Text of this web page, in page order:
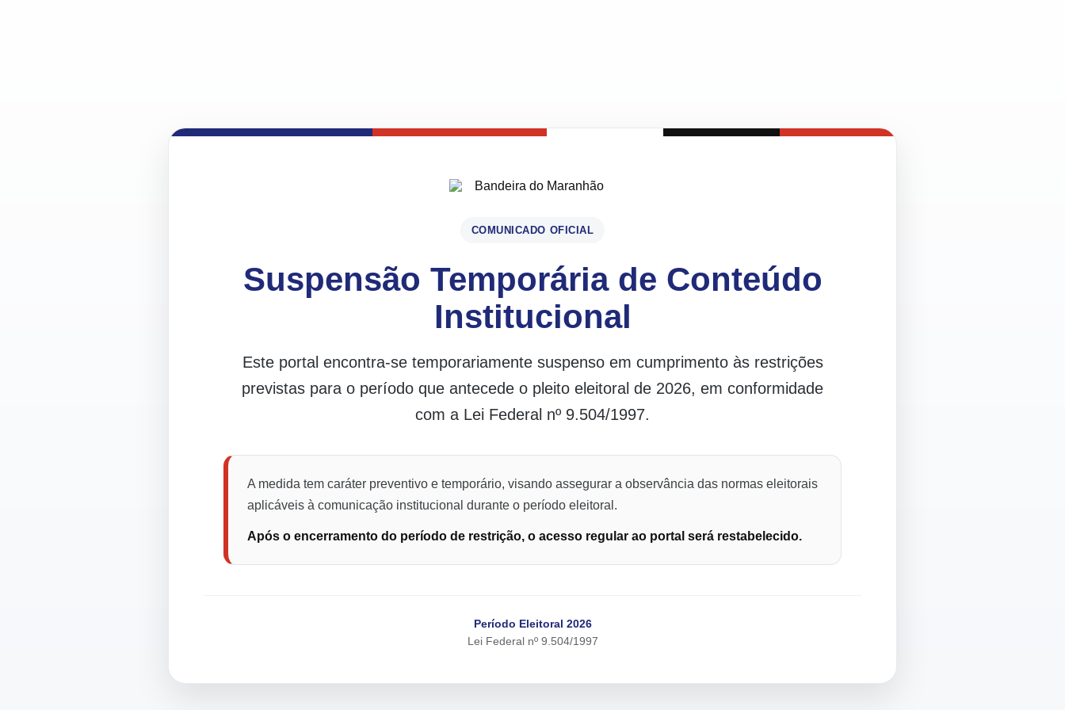
COMUNICADO OFICIAL
Suspensão Temporária de Conteúdo
Institucional
Este portal encontra-se temporariamente suspenso em cumprimento às restrições
previstas para o período que antecede o pleito eleitoral de 2026, em conformidade
com a Lei Federal nº 9.504/1997.
A medida tem caráter preventivo e temporário, visando assegurar a observância das normas eleitorais
aplicáveis à comunicação institucional durante o período eleitoral.
Após o encerramento do período de restrição, o acesso regular ao portal será restabelecido.
Período Eleitoral 2026
Lei Federal nº 9.504/1997